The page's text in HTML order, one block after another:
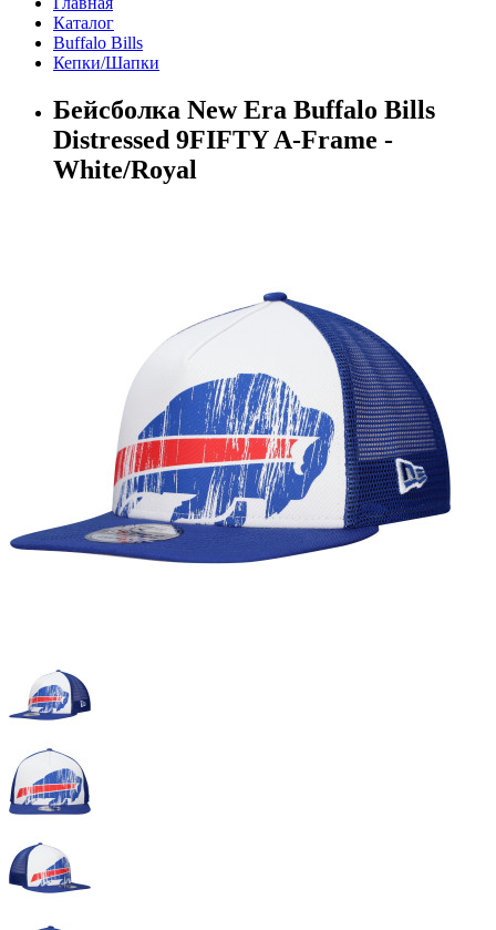
Каталог
Buffalo Bills
Кепки/Шапки
Бейсболка New Era Buffalo Bills
Distressed 9FIFTY A-Frame -
White/Royal